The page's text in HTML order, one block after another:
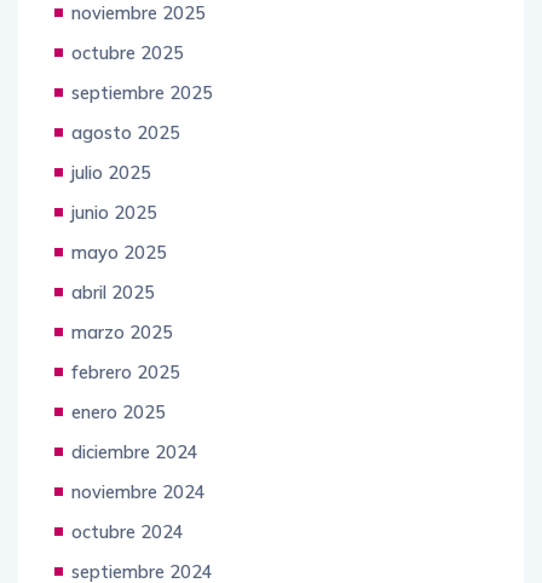
noviembre 2025
octubre 2025
septiembre 2025
agosto 2025
julio 2025
junio 2025
mayo 2025
abril 2025
marzo 2025
febrero 2025
enero 2025
diciembre 2024
noviembre 2024
octubre 2024
septiembre 2024